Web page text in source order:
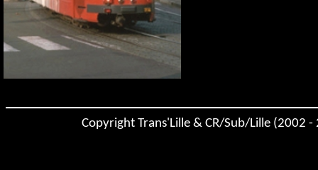
Copyright Trans'Lille & CR/Sub/Lille (2002